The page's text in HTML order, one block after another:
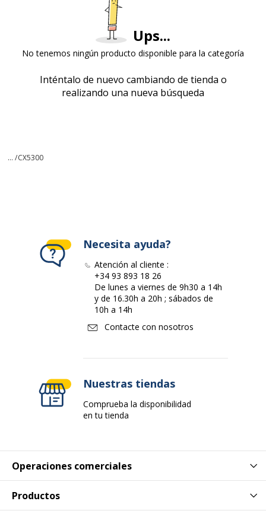
Ups...
No tenemos ningún producto disponible para la categoría
Inténtalo de nuevo cambiando de tienda o
realizando una nueva búsqueda
... /CX5300
Operaciones comerciales
Productos
Necesita ayuda?
Atención al cliente :
+34 93 893 18 26
De lunes a viernes de 9h30 a 14h
y de 16.30h a 20h ; sábados de
10h a 14h
Contacte con nosotros
Nuestras tiendas
Comprueba la disponibilidad
en tu tienda